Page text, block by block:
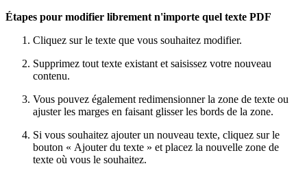
Étapes pour modifier librement n'importe quel texte PDF
Cliquez sur le texte que vous souhaitez modifier.
Supprimez tout texte existant et saisissez votre nouveau
contenu.
Vous pouvez également redimensionner la zone de texte ou
ajuster les marges en faisant glisser les bords de la zone.
Si vous souhaitez ajouter un nouveau texte, cliquez sur le
bouton « Ajouter du texte » et placez la nouvelle zone de
texte où vous le souhaitez.